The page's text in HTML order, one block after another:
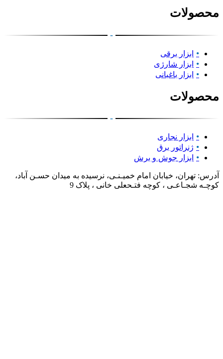
محصولات
-
ابزار برقی
ابزار شارژی
ابزار باغبانی
محصولات
-
ابزار نجاری
ژنراتور برق
ابزار جوش و برش
آدرس: تهران، خیابان امام خمیـنـی، نرسیده به میدان حسـن آباد،
کوچـه شجـاعـی ، کوچه فتـحعلی خانی ، پلاک 9